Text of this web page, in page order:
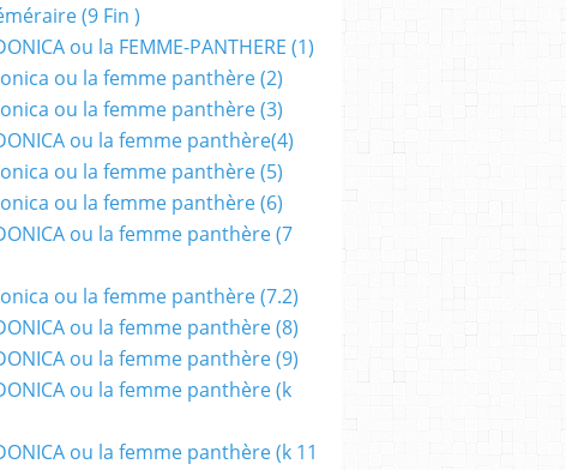
(9 Fin )
ou la FEMME-PANTHERE (1)
ou la femme panthère (2)
ou la femme panthère (3)
ou la femme panthère(4)
ou la femme panthère (5)
ou la femme panthère (6)
ou la femme panthère (7
ou la femme panthère (7.2)
ou la femme panthère (8)
ou la femme panthère (9)
ou la femme panthère (k
ou la femme panthère (k 11